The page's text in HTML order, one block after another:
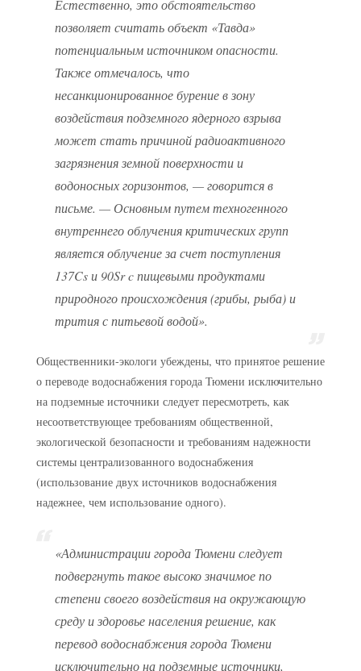
Естественно, это обстоятельство
позволяет считать объект «Тавда»
потенциальным источником опасности.
Также отмечалось, что
несанкционированное бурение в зону
воздействия подземного ядерного взрыва
может стать причиной радиоактивного
загрязнения земной поверхности и
водоносных горизонтов, — говорится в
письме. — Основным путем техногенного
внутреннего облучения критических групп
является облучение за счет поступления
137Cs и 90Sr c пищевыми продуктами
природного происхождения (грибы, рыба) и
трития с питьевой водой».
Общественники-экологи убеждены, что принятое решение
о переводе водоснабжения города Тюмени исключительно
на подземные источники следует пересмотреть, как
несоответствующее требованиям общественной,
экологической безопасности и требованиям надежности
системы централизованного водоснабжения
(использование двух источников водоснабжения
надежнее, чем использование одного).
«Администрации города Тюмени следует
подвергнуть такое высоко значимое по
степени своего воздействия на окружающую
среду и здоровье населения решение, как
перевод водоснабжения города Тюмени
исключительно на подземные источники,